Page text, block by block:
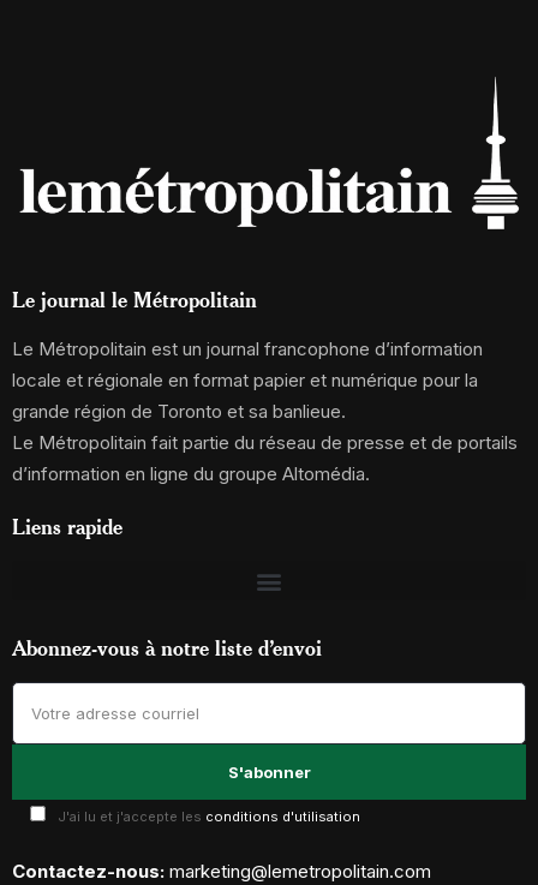
Le journal le Métropolitain
Le Métropolitain est un journal francophone d’information
locale et régionale en format papier et numérique pour la
grande région de Toronto et sa banlieue.
Le Métropolitain fait partie du réseau de presse et de portails
d’information en ligne du groupe Altomédia.
Liens rapide
Abonnez-vous à notre liste d’envoi
J'ai lu et j'accepte les conditions d'utilisation
Contactez-nous: marketing@lemetropolitain.com